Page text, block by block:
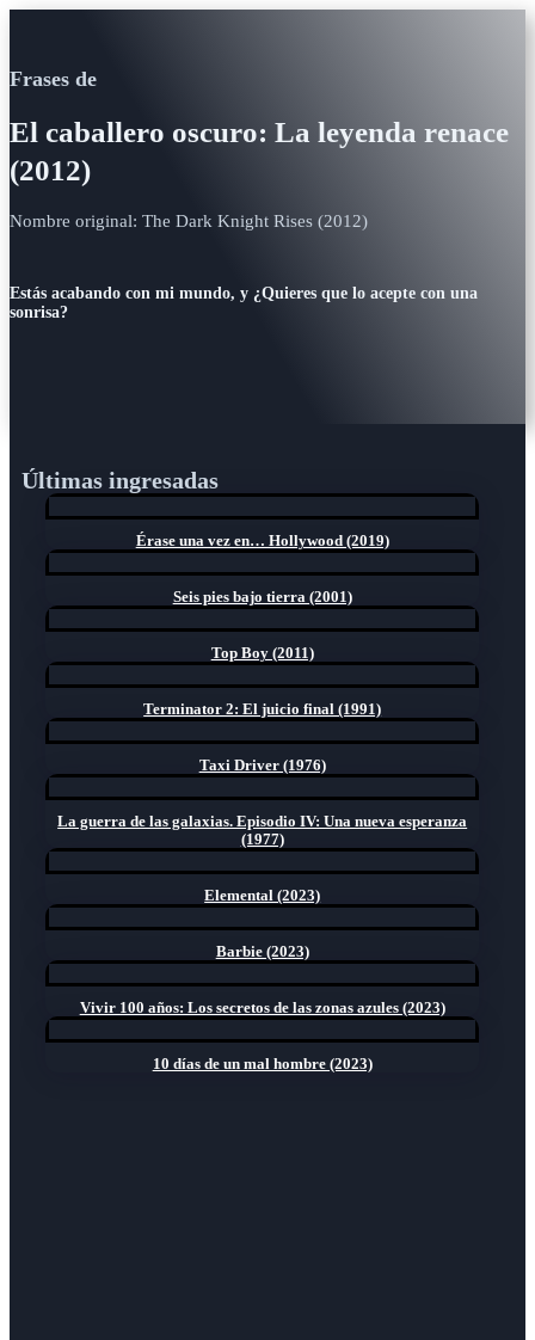
Frases de
El caballero oscuro: La leyenda renace
(2012)
Nombre original: The Dark Knight Rises (2012)
Estás acabando con mi mundo, y ¿Quieres que lo acepte con una
sonrisa?
Últimas ingresadas
Érase una vez en… Hollywood (2019)
Seis pies bajo tierra (2001)
Top Boy (2011)
Terminator 2: El juicio final (1991)
Taxi Driver (1976)
La guerra de las galaxias. Episodio IV: Una nueva esperanza
(1977)
Elemental (2023)
Barbie (2023)
Vivir 100 años: Los secretos de las zonas azules (2023)
10 días de un mal hombre (2023)